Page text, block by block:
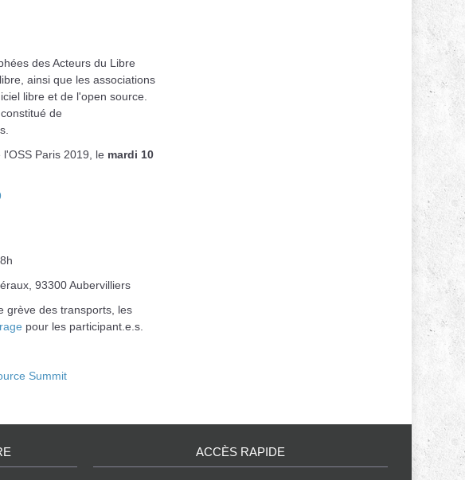
des Acteurs du Libre
ainsi que les associations
libre et de l'open source.
de
Paris 2019, le mardi 10
93300 Aubervilliers
grève des transports, les
pour les participant.e.s.
Summit
ACCÈS RAPIDE